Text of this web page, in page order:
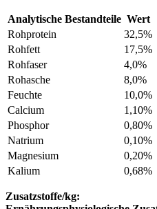
Analytische Bestandteile Wert
Rohprotein
32,5%
Rohfett
17,5%
Rohfaser
4,0%
Rohasche
8,0%
Feuchte
10,0%
Calcium
1,10%
Phosphor
0,80%
Natrium
0,10%
Magnesium
0,20%
Kalium
0,68%
Zusatzstoffe/kg: